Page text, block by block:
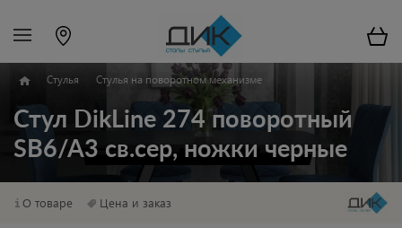
Стулья Стулья на поворотном механизме
Стул DikLine 274 поворотный
SB6/A3 св.сер, ножки черные
О товаре Цена и заказ